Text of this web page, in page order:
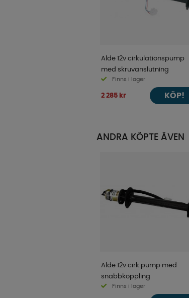
Alde 12v cirkulationspump
med skruvanslutning
Finns i lager
2 285 kr KÖP!
ANDRA KÖPTE ÄVEN
Alde 12v cirk.pump med
snabbkoppling
Finns i lager